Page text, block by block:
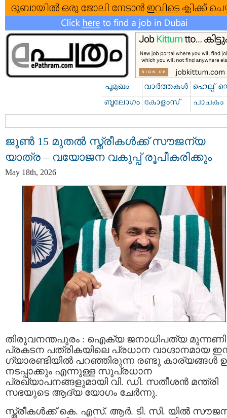
ജൂൺ 15 മുതൽ സ്ത്രീകൾക്ക് സൗജന്യ
യാത്ര – വയോജന വകുപ്പ് രൂപീകരിക്കും
May 18th, 2026
തിരുവനന്തപുരം : ഐക്യ ജനാധിപത്യ മുന്നണി
പ്രകടന പത്രികയിലെ പ്രധാന വാഗ്ദാനമായ
ഗ്യാരണ്ടിയിൽ പറഞ്ഞിരുന്ന രണ്ടു കാര്യങ്ങള്‍
നടപ്പാക്കും എന്നുള്ള സുപ്രധാന
പ്രഖ്യാപനങ്ങളുമായി വി. ഡി. സതീശന്‍ മന്ത്രി
സഭയുടെ ആദ്യ യോഗം ചേർന്നു.
സ്ത്രീകള്‍ക്ക് കെ. എസ്. ആർ. ടി. സി. യില്‍